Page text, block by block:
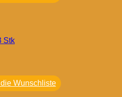
Stk
Wunschliste